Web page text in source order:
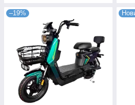
–19%